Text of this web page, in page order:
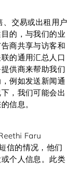
、交易或出租用户
的，与我们的业
商共享与访客和
的通用汇总人口
供商来帮助我们
例如发送新闻通
，我们可能会出
信息。
Faru
信的情况，他们
个人信息。此类